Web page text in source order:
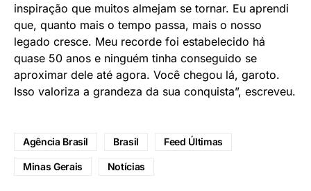
inspiração que muitos almejam se tornar. Eu aprendi
que, quanto mais o tempo passa, mais o nosso
legado cresce. Meu recorde foi estabelecido há
quase 50 anos e ninguém tinha conseguido se
aproximar dele até agora. Você chegou lá, garoto.
Isso valoriza a grandeza da sua conquista”, escreveu.
Agência Brasil Brasil Feed Últimas
Minas Gerais Notícias